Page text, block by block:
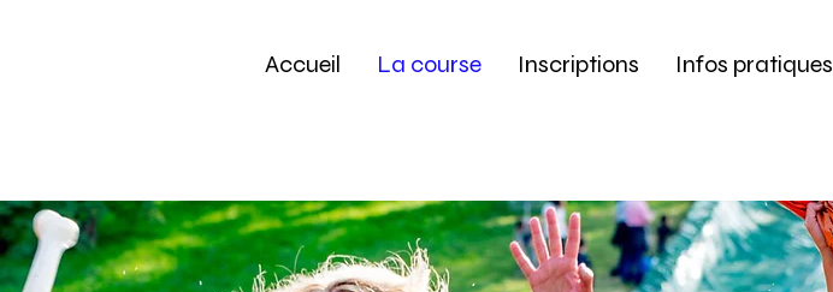
Accueil La course Inscriptions Infos pratiques